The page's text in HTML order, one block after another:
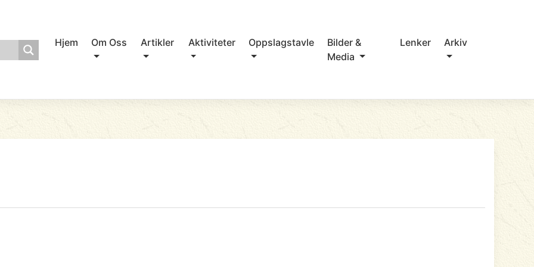
Hjem Om Oss Artikler Aktiviteter Oppslagstavle
Bilder &
Media
Lenker Arkiv